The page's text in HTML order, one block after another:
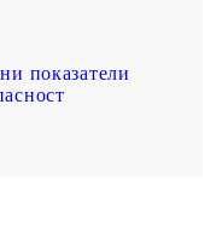
показатели